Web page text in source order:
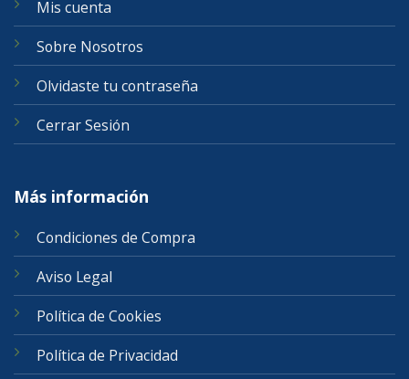
Mis cuenta
Sobre Nosotros
Olvidaste tu contraseña
Cerrar Sesión
Más información
Condiciones de Compra
Aviso Legal
Política de Cookies
Política de Privacidad